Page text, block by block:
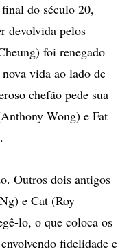
do século 20,
devolvida pelos
foi renegado
vida ao lado de
chefão pede sua
Wong) e Fat
Outros dois antigos
e Cat (Roy
lo, o que coloca os
fidelidade e